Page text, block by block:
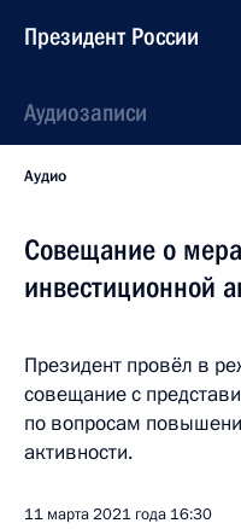
Президент России
Аудиозаписи
Аудио
Совещание о
инвестиционной
Президент провёл в
совещание с
по вопросам
активности.
11 марта 2021 года 16:30